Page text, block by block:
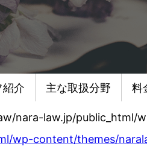
紹介 主な取扱分野 料
nara-law.jp/public_html/
wp-content/themes/